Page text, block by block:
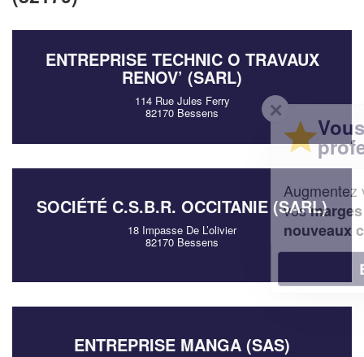
ENTREPRISE TECHNIC O TRAVAUX
RENOV’ (SARL)
114 Rue Jules Ferry
82170 Bessens
SOCIÉTÉ C.S.B.R. OCCITANIE (SARL)
18 Impasse De L’olivier
82170 Bessens
ENTREPRISE MANGA (SAS)
Vous êtes un
professionnel ?
chiffre d'affaireset
vosmargestout en gagnant de
nouveaux clients!